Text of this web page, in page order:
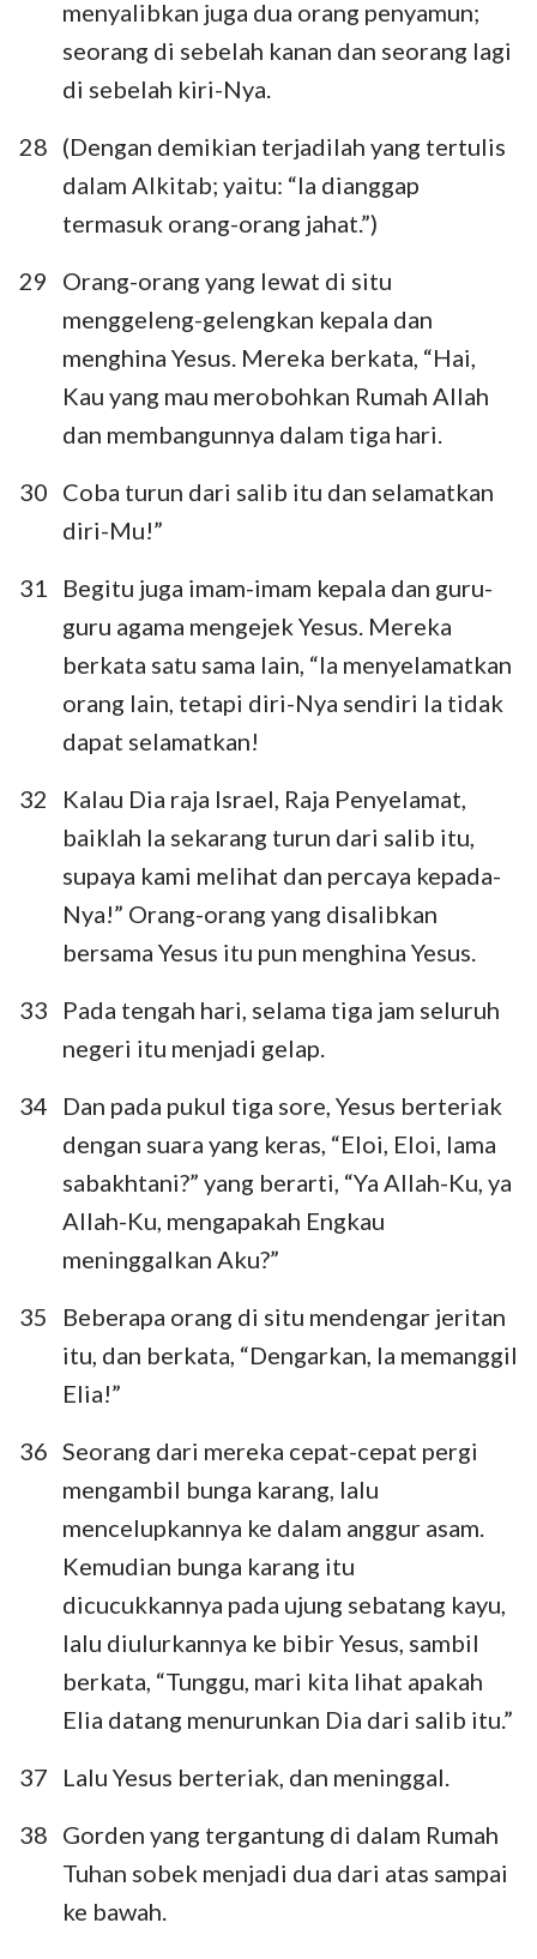
1 2 3
15
16
menyalibkan juga dua orang penyamun;
seorang di sebelah kanan dan seorang lagi
di sebelah kiri-Nya.
28 (Dengan demikian terjadilah yang tertulis
dalam Alkitab; yaitu: “Ia dianggap
termasuk orang-orang jahat.”)
29
Orang-orang yang lewat di situ
menggeleng-gelengkan kepala dan
menghina Yesus. Mereka berkata, “Hai,
Kau yang mau merobohkan Rumah Allah
dan membangunnya dalam tiga hari.
30 Coba turun dari salib itu dan selamatkan
diri-Mu!”
31
Begitu juga imam-imam kepala dan guru-
guru agama mengejek Yesus. Mereka
berkata satu sama lain, “Ia menyelamatkan
orang lain, tetapi diri-Nya sendiri Ia tidak
dapat selamatkan!
32
Kalau Dia raja Israel, Raja Penyelamat,
baiklah Ia sekarang turun dari salib itu,
supaya kami melihat dan percaya kepada-
Nya!” Orang-orang yang disalibkan
bersama Yesus itu pun menghina Yesus.
33
Pada tengah hari, selama tiga jam seluruh
negeri itu menjadi gelap.
34
Dan pada pukul tiga sore, Yesus berteriak
dengan suara yang keras, “Eloi, Eloi, lama
sabakhtani?” yang berarti, “Ya Allah-Ku, ya
Allah-Ku, mengapakah Engkau
meninggalkan Aku?”
35
Beberapa orang di situ mendengar jeritan
itu, dan berkata, “Dengarkan, Ia memanggil
Elia!”
36 Seorang dari mereka cepat-cepat pergi
mengambil bunga karang, lalu
mencelupkannya ke dalam anggur asam.
Kemudian bunga karang itu
dicucukkannya pada ujung sebatang kayu,
lalu diulurkannya ke bibir Yesus, sambil
berkata, “Tunggu, mari kita lihat apakah
Elia datang menurunkan Dia dari salib itu.”
37
Lalu Yesus berteriak, dan meninggal.
38 Gorden yang tergantung di dalam Rumah
Tuhan sobek menjadi dua dari atas sampai
ke bawah.